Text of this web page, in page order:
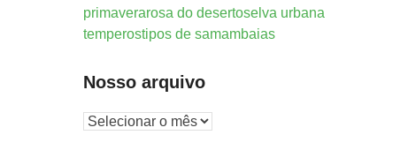
primaverarosa do desertoselva urbana
temperostipos de samambaias
Nosso arquivo
Nosso